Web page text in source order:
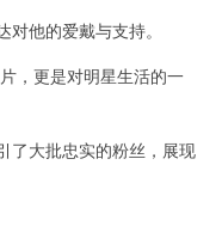
他的爱戴与支持。
，更是对明星生活的一
大批忠实的粉丝，展现